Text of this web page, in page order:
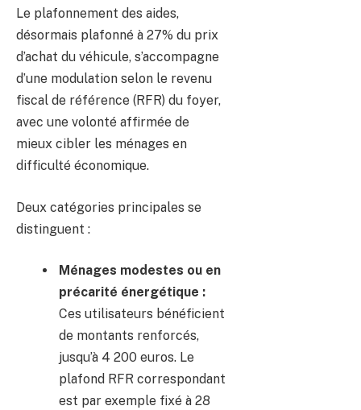
Le plafonnement des aides,
désormais plafonné à 27% du prix
d’achat du véhicule, s’accompagne
d’une modulation selon le revenu
fiscal de référence (RFR) du foyer,
avec une volonté affirmée de
mieux cibler les ménages en
difficulté économique.
Deux catégories principales se
distinguent :
Ménages modestes ou en
précarité énergétique :
Ces utilisateurs bénéficient
de montants renforcés,
jusqu’à 4 200 euros. Le
plafond RFR correspondant
est par exemple fixé à 28